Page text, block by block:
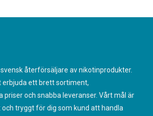
återförsäljare av nikotinprodukter.
erbjuda ett brett sortiment,
priser och snabba leveranser. Vårt mål är
tryggt för dig som kund att handla